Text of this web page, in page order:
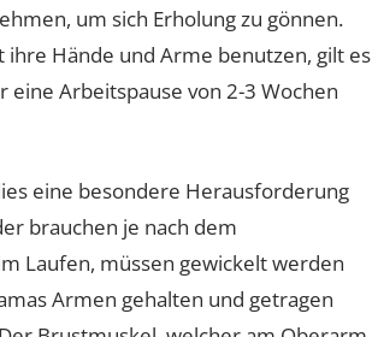
arbeiten?»aufgezeigt,
sich eine Woche nach der
um sich Erholung zu gönnen.
ihre Hände und Arme benutzen,
eine Arbeitspause von 2-3 Wochen
eine besondere
brauchen je nach dem